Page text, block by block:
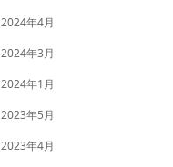
2024年4月
2024年3月
2024年1月
2023年5月
2023年4月